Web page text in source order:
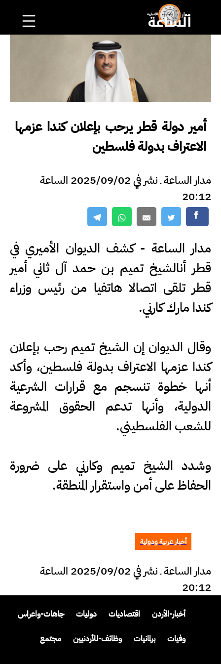
أمير دولة قطر يرحب بإعلان كندا عزمها
الاعتراف بدولة فلسطين
مدار الساعة ـ نشر في 2025/09/02 الساعة
20:12
مدار الساعة - كشف الديوان الأميري في
قطر أنالشيخ تميم بن حمد آل ثاني أمير
قطر تلقى اتصالا هاتفيا من رئيس وزراء
كندا مارك كارني.
وقال الديوان إن الشيخ تميم رحب بإعلان
كندا عزمها الاعتراف بدولة فلسطين، وأكد
أنها خطوة تنسجم مع قرارات الشرعية
الدولية، وأنها تدعم الحقوق المشروعة
للشعب الفلسطيني.
وشدد الشيخ تميم وكارني على ضرورة
الحفاظ على أمن واستقرار المنطقة.
أخبار عربية ودولية
مدار الساعة ـ نشر في 2025/09/02 الساعة
20:12
أخبار-الأردن اقتصاديات دوليات جاهات-واعراس
وفيات برلمانيات وظائف-للأردنيين مجتمع